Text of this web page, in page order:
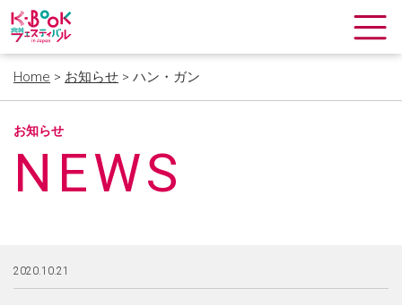
Home > お知らせ > ハン・ガン
お知らせ
NEWS
2020.10.21